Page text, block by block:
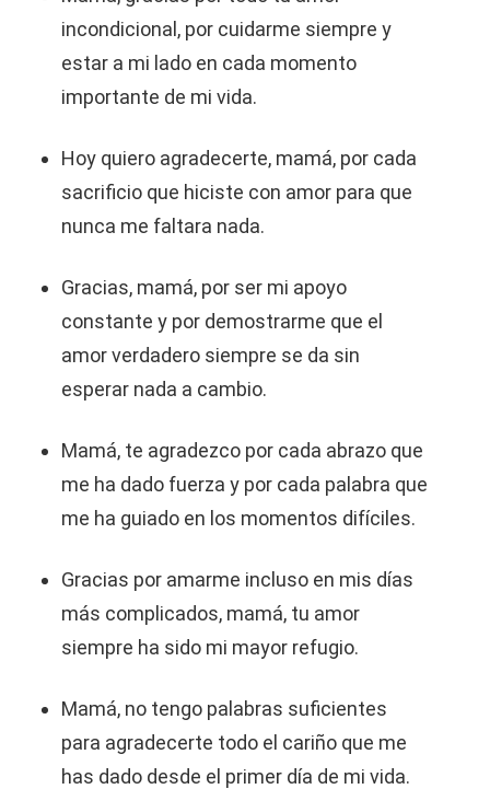
incondicional, por cuidarme siempre y
estar a mi lado en cada momento
importante de mi vida.
Hoy quiero agradecerte, mamá, por cada
sacrificio que hiciste con amor para que
nunca me faltara nada.
Gracias, mamá, por ser mi apoyo
constante y por demostrarme que el
amor verdadero siempre se da sin
esperar nada a cambio.
Mamá, te agradezco por cada abrazo que
me ha dado fuerza y por cada palabra que
me ha guiado en los momentos difíciles.
Gracias por amarme incluso en mis días
más complicados, mamá, tu amor
siempre ha sido mi mayor refugio.
Mamá, no tengo palabras suficientes
para agradecerte todo el cariño que me
has dado desde el primer día de mi vida.